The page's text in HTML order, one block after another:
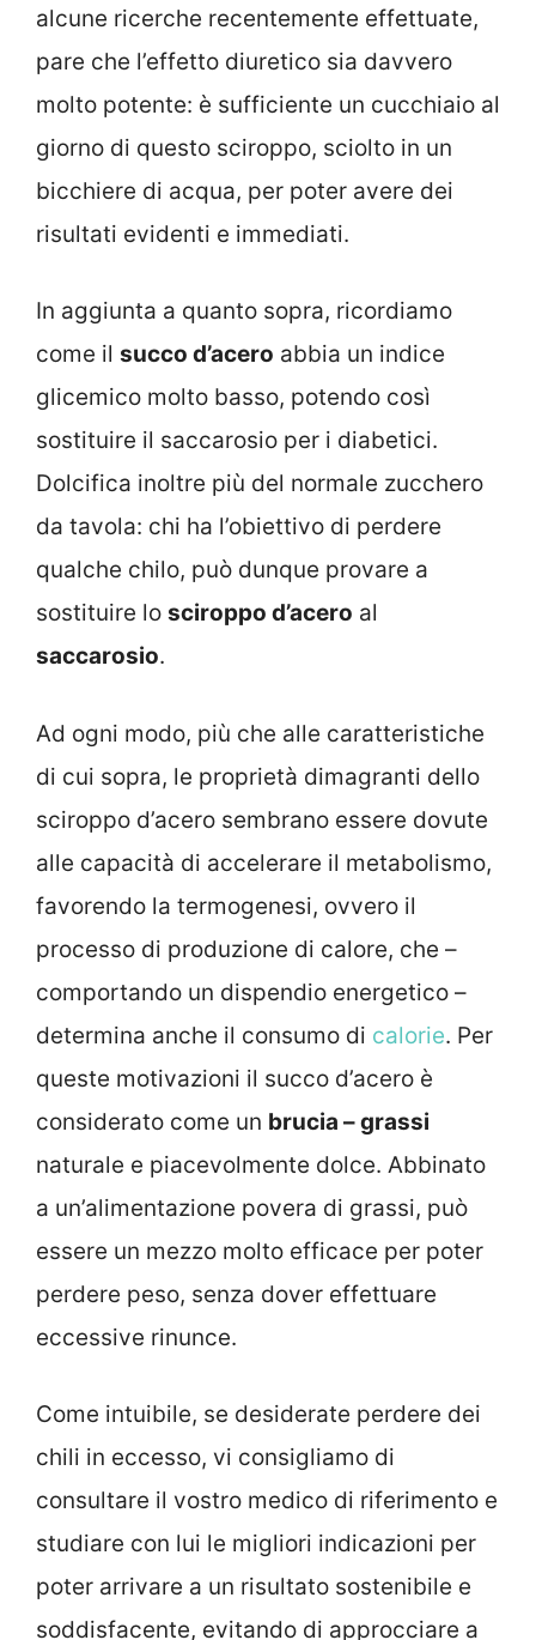
alcune ricerche recentemente effettuate,
pare che l’effetto diuretico sia davvero
molto potente: è sufficiente un cucchiaio al
giorno di questo sciroppo, sciolto in un
bicchiere di acqua, per poter avere dei
risultati evidenti e immediati.
In aggiunta a quanto sopra, ricordiamo
come il succo d’acero abbia un indice
glicemico molto basso, potendo così
sostituire il saccarosio per i diabetici.
Dolcifica inoltre più del normale zucchero
da tavola: chi ha l’obiettivo di perdere
qualche chilo, può dunque provare a
sostituire lo sciroppo d’acero al
saccarosio.
Ad ogni modo, più che alle caratteristiche
di cui sopra, le proprietà dimagranti dello
sciroppo d’acero sembrano essere dovute
alle capacità di accelerare il metabolismo,
favorendo la termogenesi, ovvero il
processo di produzione di calore, che –
comportando un dispendio energetico –
determina anche il consumo di calorie. Per
queste motivazioni il succo d’acero è
considerato come un brucia – grassi
naturale e piacevolmente dolce. Abbinato
a un’alimentazione povera di grassi, può
essere un mezzo molto efficace per poter
perdere peso, senza dover effettuare
eccessive rinunce.
Come intuibile, se desiderate perdere dei
chili in eccesso, vi consigliamo di
consultare il vostro medico di riferimento e
studiare con lui le migliori indicazioni per
poter arrivare a un risultato sostenibile e
soddisfacente, evitando di approcciare a